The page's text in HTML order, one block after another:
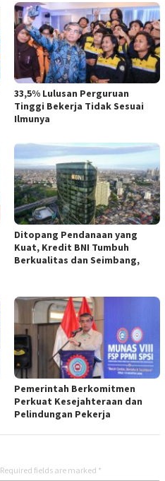
33,5% Lulusan Perguruan
Tinggi Bekerja Tidak Sesuai
Ilmunya
Ditopang Pendanaan yang
Kuat, Kredit BNI Tumbuh
Berkualitas dan Seimbang,
Pemerintah Berkomitmen
Perkuat Kesejahteraan dan
Pelindungan Pekerja
Required fields are marked *